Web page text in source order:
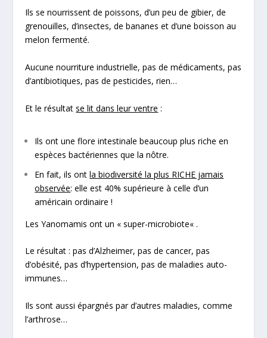
Ils se nourrissent de poissons, d’un peu de gibier, de
grenouilles, d’insectes, de bananes et d’une boisson au
melon fermenté.
Aucune nourriture industrielle, pas de médicaments, pas
d’antibiotiques, pas de pesticides, rien…
Et le résultatse lit dans leur ventre :
Ils ont une flore intestinale beaucoup plus riche en
espèces bactériennes que la nôtre.
En fait, ils ontla biodiversité la plus RICHE jamais
observée: elle est 40% supérieure à celle d’un
américain ordinaire !
Les Yanomamis ont un «super-microbiote« .
Le résultat : pas d’Alzheimer, pas de cancer, pas
d’obésité, pas d’hypertension, pas de maladies auto-
immunes…
Ils sont aussi épargnés par d’autres maladies, comme
l’arthrose…